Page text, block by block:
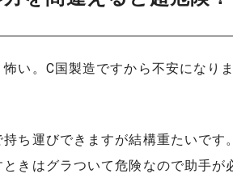
怖い。C国製造ですから不安になり
持ち運びできますが結構重たいです
ときはグラついて危険なので助手が